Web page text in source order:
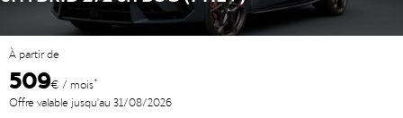
À partir de
509€ / mois*
Offre valable jusqu'au 31/08/2026